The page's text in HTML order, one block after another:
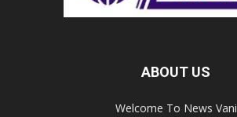
ABOUT US
Welcome To News Vani